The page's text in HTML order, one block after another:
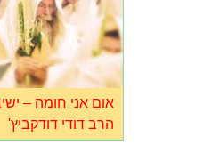
אום אני חומה –
הרב דודי דודקביץ'